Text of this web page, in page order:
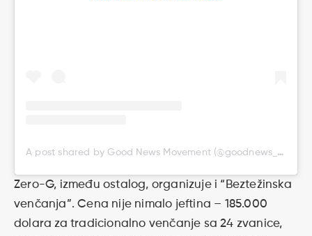
A post shared by Good News Movement (@goodnews_movement)
Zero-G, između ostalog, organizuje i “Beztežinska
venčanja”. Cena nije nimalo jeftina – 185.000
dolara za tradicionalno venčanje sa 24 zvanice,